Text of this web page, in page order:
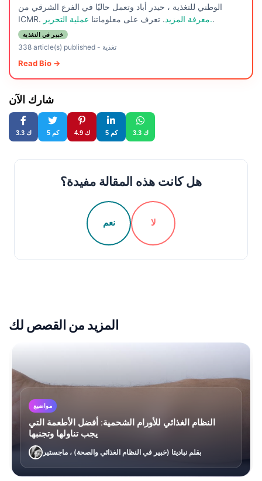
الوطني للتغذية ، حيدر أباد وتعمل حاليًا في الفرع الشرقي من
ICMR.
معرفة المزيد. تعرف على معلوماتنا عملية التحرير..
خبير في التغذية
338 article(s) published- تغذية
Read Bio →
شارك الآن
3.3 ك 5 كم 4.9 ك 5 كم 3.3 ك
هل كانت هذه المقالة مفيدة؟
نعم لا
المزيد من القصص لك
مواضيع
النظام الغذائي للأورام الشحمية: أفضل الأطعمة التي
يجب تناولها وتجنبها
بقلم نباديتا (خبير في النظام الغذائي والصحة) ، ماجستير